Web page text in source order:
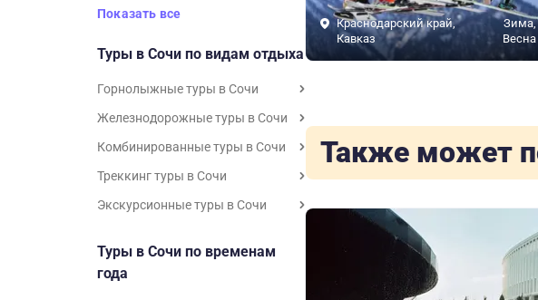
Показать все
Туры в Сочи по видам отдыха
Горнолыжные туры в Сочи
Железнодорожные туры в Сочи
Комбинированные туры в Сочи
Треккинг туры в Сочи
Экскурсионные туры в Сочи
Туры в Сочи по временам
года
Краснодарский край,
Кавказ
Зима,
Весна
Также может